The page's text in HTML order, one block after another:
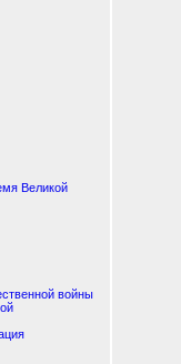
Великой
войны